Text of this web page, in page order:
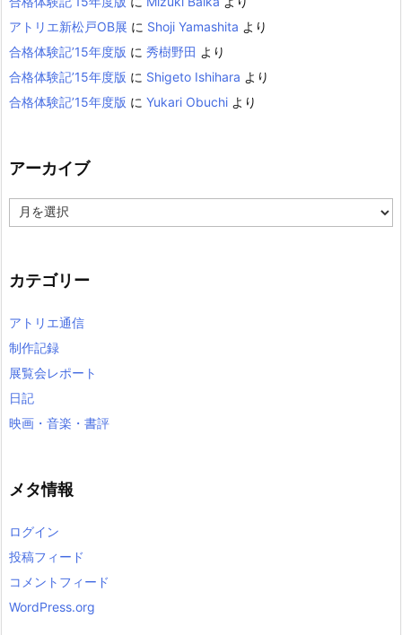
アトリエ新松戸OB展 に Shoji Yamashita より
合格体験記’15年度版 に 秀樹野田 より
合格体験記’15年度版 に Shigeto Ishihara より
合格体験記’15年度版 に Yukari Obuchi より
アーカイブ
ー
ブ
カテゴリー
アトリエ通信
制作記録
展覧会レポート
日記
映画・音楽・書評
メタ情報
ログイン
投稿フィード
コメントフィード
WordPress.org